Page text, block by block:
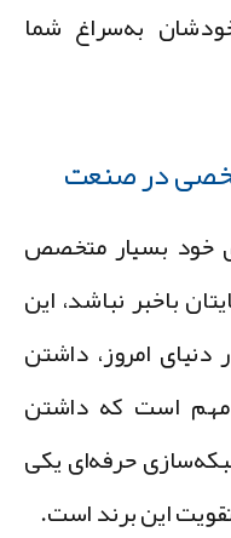
به‌سراغ شما
در صنعت
بسیار متخصص
باخبر نباشد، این
امروز، داشتن
است که داشتن
حرفه‌ای یکی
این برند است.